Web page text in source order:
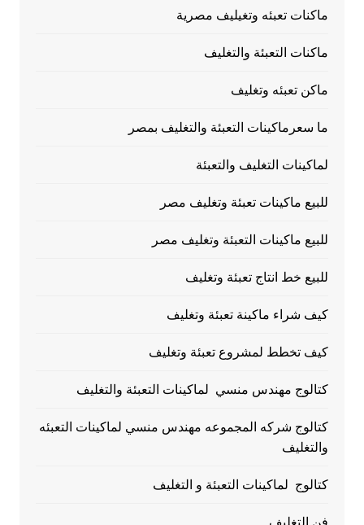
ماكنات تعبئه وتغيليف مصرية
ماكنات التعبئة والتغليف
ماكن تعبئه وتغليف
ما سعرماكينات التعبئة والتغليف بمصر
لماكينات التغليف والتعبئة
للبيع ماكينات تعبئة وتغليف مصر
للبيع ماكينات التعبئة وتغليف مصر
للبيع خط انتاج تعبئة وتغليف
كيف شراء ماكينة تعبئة وتغليف
كيف تخطط لمشروع تعبئة وتغليف
كتالوج مهندس منسي لماكينات التعبئة والتغليف
كتالوج شركه المجموعه مهندس منسي لماكينات التعبئه
والتغليف
كتالوج لماكينات التعبئة و التغليف
فن التغليف